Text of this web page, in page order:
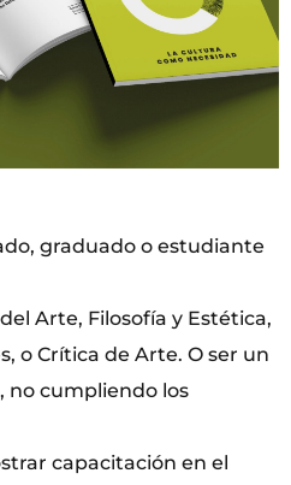
graduado o estudiante
Arte, Filosofía y Estética,
o Crítica de Arte. O ser un
no cumpliendo los
capacitación en el